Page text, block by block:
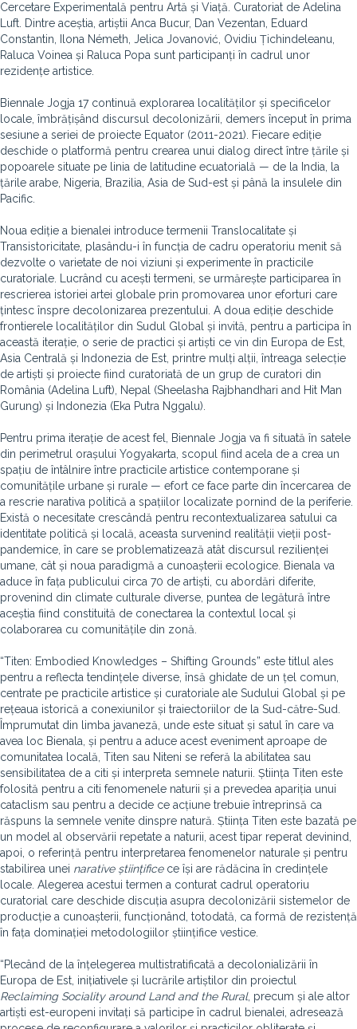
Cercetare Experimentală pentru Artă și Viață. Curatoriat de Adelina
Luft. Dintre aceștia, artiștii Anca Bucur, Dan Vezentan, Eduard
Constantin, Ilona Németh, Jelica Jovanović, Ovidiu Țichindeleanu,
Raluca Voinea și Raluca Popa sunt participanți în cadrul unor
rezidențe artistice.
Biennale Jogja 17 continuă explorarea localităților și specificelor
locale, îmbrățișând discursul decolonizării, demers început în prima
sesiune a seriei de proiecte Equator (2011-2021). Fiecare ediție
deschide o platformă pentru crearea unui dialog direct între țările și
popoarele situate pe linia de latitudine ecuatorială — de la India, la
țările arabe, Nigeria, Brazilia, Asia de Sud-est și până la insulele din
Pacific.
Noua ediție a bienalei introduce termenii Translocalitate și
Transistoricitate, plasându-i în funcția de cadru operatoriu menit să
dezvolte o varietate de noi viziuni și experimente în practicile
curatoriale. Lucrând cu acești termeni, se urmărește participarea în
rescrierea istoriei artei globale prin promovarea unor eforturi care
țintesc înspre decolonizarea prezentului. A doua ediție deschide
frontierele localităților din Sudul Global și invită, pentru a participa în
această iterație, o serie de practici și artiști ce vin din Europa de Est,
Asia Centrală și Indonezia de Est, printre mulți alții, întreaga selecție
de artiști și proiecte fiind curatoriată de un grup de curatori din
România (Adelina Luft), Nepal (Sheelasha Rajbhandhari and Hit Man
Gurung) și Indonezia (Eka Putra Nggalu).
Pentru prima iterație de acest fel, Biennale Jogja va fi situată în satele
din perimetrul orașului Yogyakarta, scopul fiind acela de a crea un
spațiu de întâlnire între practicile artistice contemporane și
comunitățile urbane și rurale — efort ce face parte din încercarea de
a rescrie narativa politică a spațiilor localizate pornind de la periferie.
Există o necesitate crescândă pentru recontextualizarea satului ca
identitate politică și locală, aceasta survenind realității vieții post-
pandemice, în care se problematizează atât discursul rezilienței
umane, cât și noua paradigmă a cunoașterii ecologice. Bienala va
aduce în fața publicului circa 70 de artiști, cu abordări diferite,
provenind din climate culturale diverse, puntea de legătură între
aceștia fiind constituită de conectarea la contextul local și
colaborarea cu comunitățile din zonă.
“Titen: Embodied Knowledges – Shifting Grounds” este titlul ales
pentru a reflecta tendințele diverse, însă ghidate de un țel comun,
centrate pe practicile artistice și curatoriale ale Sudului Global și pe
rețeaua istorică a conexiunilor și traiectoriilor de la Sud-către-Sud.
Împrumutat din limba javaneză, unde este situat și satul în care va
avea loc Bienala, și pentru a aduce acest eveniment aproape de
comunitatea locală, Titen sau Niteni se referă la abilitatea sau
sensibilitatea de a citi și interpreta semnele naturii. Știința Titen este
folosită pentru a citi fenomenele naturii și a prevedea apariția unui
cataclism sau pentru a decide ce acțiune trebuie întreprinsă ca
răspuns la semnele venite dinspre natură. Știința Titen este bazată pe
un model al observării repetate a naturii, acest tipar reperat devinind,
apoi, o referință pentru interpretarea fenomenelor naturale și pentru
stabilirea unei narative științificece își are rădăcina în credințele
locale. Alegerea acestui termen a conturat cadrul operatoriu
curatorial care deschide discuția asupra decolonizării sistemelor de
producție a cunoașterii, funcționând, totodată, ca formă de rezistență
în fața dominației metodologiilor științifice vestice.
“Plecând de la înțelegerea multistratificată a decolonializării în
Europa de Est, inițiativele și lucrările artiștilor din proiectul
Reclaiming Sociality around Land and the Rural, precum și ale altor
artiști est-europeni invitați să participe în cadrul bienalei, adresează